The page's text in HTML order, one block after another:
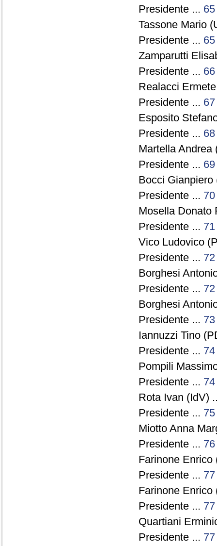
Presidente ... 65
Tassone Mario
Presidente ... 65
Zamparutti
Presidente ... 66
Realacci
Presidente ... 67
Esposito
Presidente ... 68
Martella
Presidente ... 69
Bocci
Presidente ... 70
Mosella
Presidente ... 71
Vico Ludovico
Presidente ... 72
Borghesi
Presidente ... 72
Borghesi
Presidente ... 73
Iannuzzi Tino
Presidente ... 74
Pompili
Presidente ... 74
Rota Ivan (IdV)
Presidente ... 75
Miotto Anna
Presidente ... 76
Farinone
Presidente ... 77
Farinone
Presidente ... 77
Quartiani
Presidente ... 77